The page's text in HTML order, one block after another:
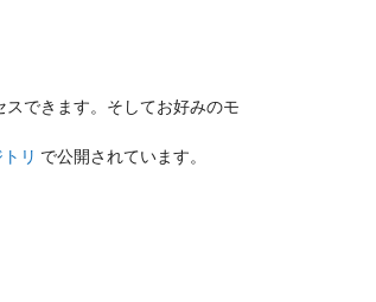
できます。そしてお好みのモ
リ で公開されています。